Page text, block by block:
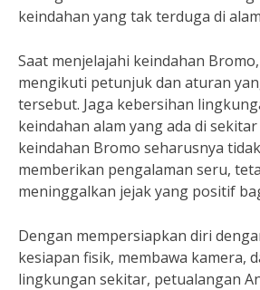
keindahan yang tak terduga di
Saat menjelajahi keindahan
mengikuti petunjuk dan aturan
tersebut. Jaga kebersihan
keindahan alam yang ada di
keindahan Bromo seharusnya
memberikan pengalaman seru,
meninggalkan jejak yang positif
Dengan mempersiapkan diri
kesiapan fisik, membawa kamera,
lingkungan sekitar, petualangan